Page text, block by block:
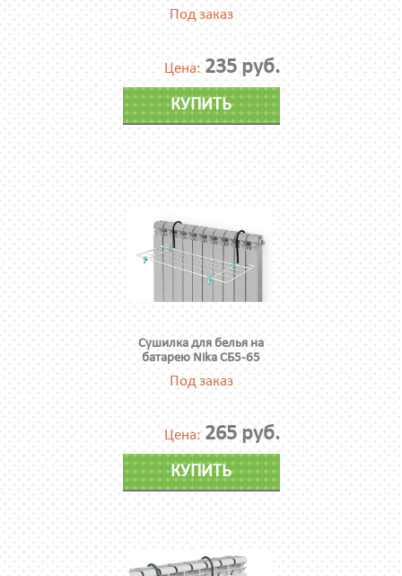
Под заказ
Цена: 235 руб.
КУПИТЬ
Сушилка для белья на
батарею Nika СБ5-65
Под заказ
Цена: 265 руб.
КУПИТЬ